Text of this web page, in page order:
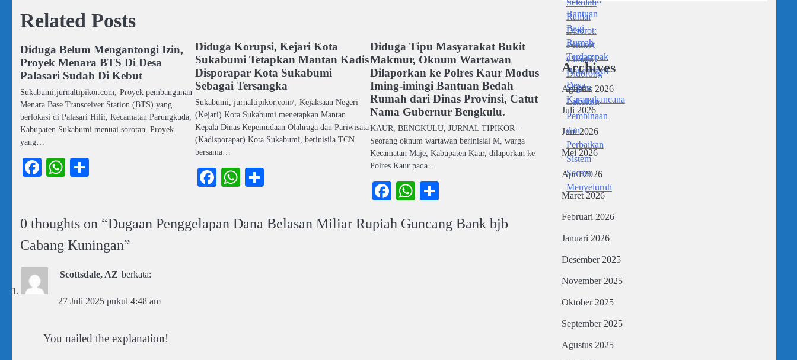
Related Posts
Diduga Belum Mengantongi Izin,
Proyek Menara BTS Di Desa
Palasari Sudah Di Kebut
Sukabumi,jurnaltipikor.com,-Proyek pembangunan
Menara Base Transceiver Station (BTS) yang
berlokasi di Palasari Hilir, Kecamatan Parungkuda,
Kabupaten Sukabumi menuai sorotan. Proyek
yang…
Facebook
WhatsApp
Diduga Korupsi, Kejari Kota
Sukabumi Tetapkan Mantan Kadis
Disporapar Kota Sukabumi
Sebagai Tersangka
Sukabumi, jurnaltipikor.com/,-Kejaksaan Negeri
(Kejari) Kota Sukabumi menetapkan Mantan
Kepala Dinas Kepemudaan Olahraga dan Pariwisata
(Kadisporapar) Kota Sukabumi, berinisila TCN
bersama…
Facebook
WhatsApp
Share
Diduga Tipu Masyarakat Bukit
Makmur, Oknum Wartawan
Dilaporkan ke Polres Kaur Modus
Iming-imingi Bantuan Bedah
Rumah dari Dinas Provinsi, Catut
Nama Gubernur Bengkulu.
KAUR, BENGKULU, JURNAL TIPIKOR –
Seorang oknum wartawan berinisial M, warga
Kecamatan Maje, Kabupaten Kaur, dilaporkan ke
Polres Kaur pada…
Facebook
WhatsApp
Share
0 thoughts on “Dugaan Penggelapan Dana Belasan Miliar Rupiah Guncang Bank bjb
Cabang Kuningan”
Scottsdale, AZ berkata:
27 Juli 2025 pukul 4:48 am
You nailed the explanation!
Archives
Agustus 2026
Juli 2026
Juni 2026
Mei 2026
April 2026
Maret 2026
Februari 2026
Januari 2026
Desember 2025
November 2025
Oktober 2025
September 2025
Agustus 2025